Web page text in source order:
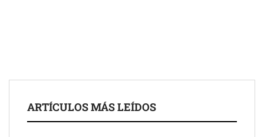
ARTÍCULOS MÁS LEÍDOS